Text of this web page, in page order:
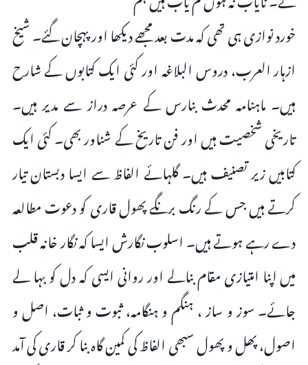
خورد نوازی ہی تھی کہ مدت بعد مجھے دیکھا اور پہچان گئے۔ شیخ
ازہار العرب، دروس البلاغہ اور کئی ایک کتابوں کے شارح
ہیں۔ ماہنامہ محدث بنارس کے عرصہ دراز سے مدیر ہیں۔
تاریخی شخصیت ہیں اور فن تاریخ کے شناور بھی۔ کئی ایک
کتابیں زیر تصنیف ہیں۔ گلہائے الفاظ سے ایسا دبستان تیار
کرتے ہیں جس کے رنگ برنگے پھول قاری کو دعوت مطالعہ
دے رہے ہوتے ہیں۔ اسلوب نگارش ایسا کہ نگار خانہ قلب
میں اپنا امتیازی مقام بنالے اور روانی ایسی کہ دل کو بہا لے
جائے۔ سوز و ساز ، ہنگم و ہنگامہ، ثبوت و ثبات، اصل و
اصول، پھل و پھول سبھی الفاظ کی کمین گاہ بنا کر قاری کی آمد